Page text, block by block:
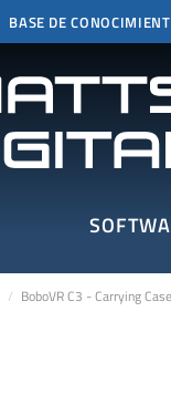
BASE DE
BoboVR C3 - Carrying Case